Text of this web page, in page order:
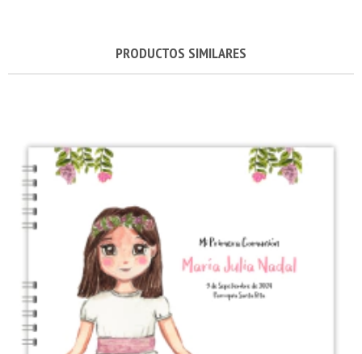
PRODUCTOS SIMILARES